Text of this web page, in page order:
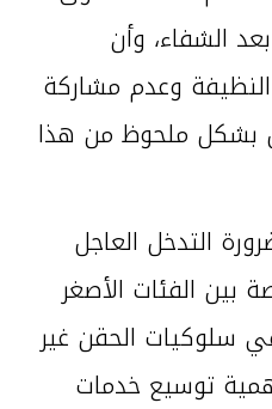
الشفاء، وأن
وعدم مشاركة
بشكل ملحوظ من هذا
التدخل العاجل
بين الفئات الأصغر
سلوكيات الحقن غير
توسيع خدمات